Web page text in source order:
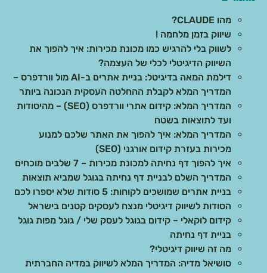
מהו CLAUDE?
שיווק בזמן מלחמה !
לשווק בלי להרגיש כמו מכונת מכירות: איך להפוך את
השיווק הדיגיטלי לכלי של העצמה?
דילמת המאה בדיגיטל: בניית אתרים ב-AI מול וורדפרס –
המדריך המלא לקבלת ההחלטה העסקית הנכונה ביותר
המדריך המלא: קידום אתרי וורדפרס (SEO) – מהיסודות
ועד לתוצאות בשטח
המדריך המלא: איך להפוך את האתר שלכם למנוע
מכירות בעזרת קידום אורגני (SEO)
איך להפוך דף נחיתה למכונת מכירות – 7 שלבים מוכחים
המדריך השלם לבניית דף נחיתה בגוגל שמביא תוצאות
בניית אתרים שמושכים לקוחות: 5 סודות שלא יספרו לכם
הסודות לשיווק דיגיטלי מנצח לעסקים קטנים בישראל
קידום לוקאלי – קידום בגוגל לעסק שלי / גוגל מפות גוגל
בניית דף נחיתה
מה זה שיווק דיגיטלי?
סושיאל מדיה: המדריך המלא לשיווק במדיה החברתית